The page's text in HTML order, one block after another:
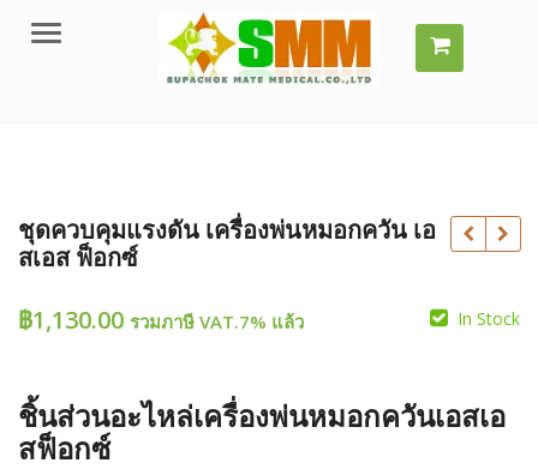
Menu
ชุดควบคุมแรงดัน เครื่องพ่นหมอกควัน เอ
สเอส ฟ็อกซ์
฿1,130.00 รวมภาษี VAT.7% แล้ว In Stock
ชิ้นส่วนอะไหล่เครื่องพ่นหมอกควันเอสเอ
สฟ็อกซ์